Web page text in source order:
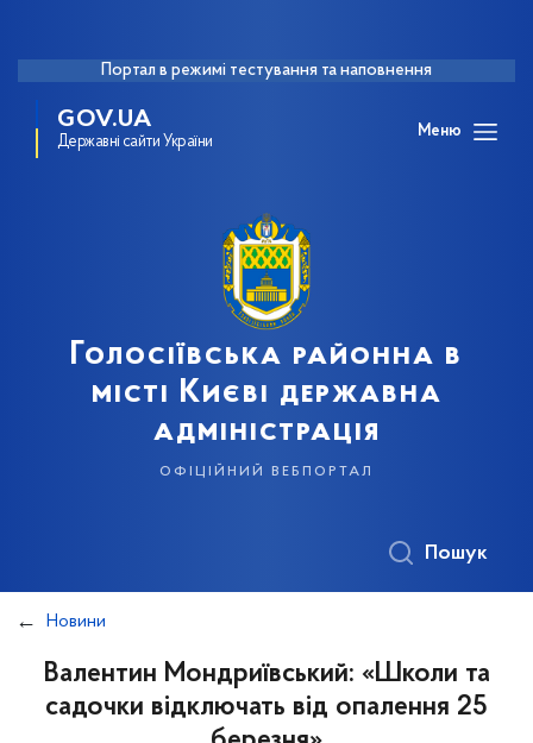
Портал в режимі тестування та наповнення
GOV.UA
Державні сайти України
Меню
Голосіївська районна в
місті Києві державна
адміністрація
офіційний вебпортал
Пошук
Новини
Валентин Мондриївський: «Школи та
садочки відключать від опалення 25